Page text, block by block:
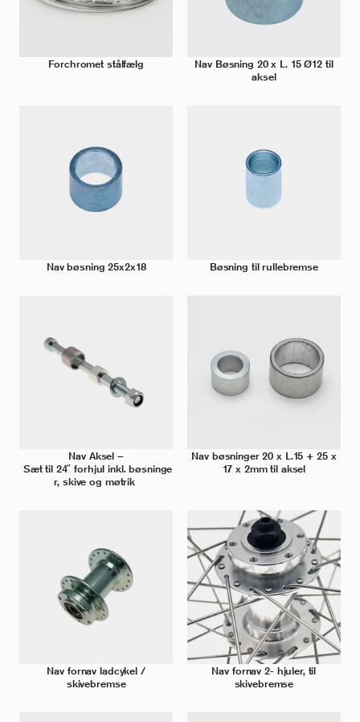
Forchromet stålfælg
Nav Bøsning 20 x L. 15 Ø12 til
aksel
Nav bøsning 25x2x18 Bøsning til rullebremse
Nav Aksel –
Sæt til 24″ forhjul inkl. bøsninge
r, skive og møtrik
Nav bøsninger 20 x L.15 + 25 x
17 x 2mm til aksel
Nav fornav ladcykel /
skivebremse
Nav fornav 2- hjuler, til
skivebremse